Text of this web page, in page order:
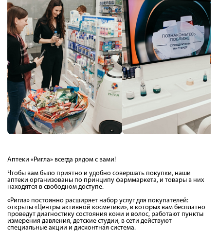
Аптеки «Ригла» всегда рядом с вами!
Чтобы вам было приятно и удобно совершать покупки, наши
аптеки организованы по принципу фарммаркета, и товары в них
находятся в свободном доступе.
«Ригла» постоянно расширяет набор услуг для покупателей:
открыты «Центры активной косметики», в которых вам бесплатно
проведут диагностику состояния кожи и волос, работают пункты
измерения давления, детские студии, в сети действуют
специальные акции и дисконтная система.